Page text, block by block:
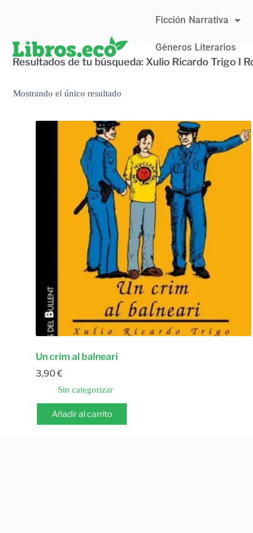
Ficción Narrativa
Géneros Literarios
Resultados de tu búsqueda: Xulio Ricardo Trigo I
Mostrando el único resultado
Un crim al balneari
3,90€
Sin categorizar
Añadir al carrito